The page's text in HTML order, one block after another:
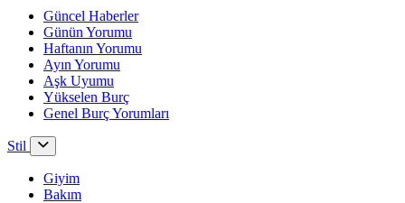
Güncel Haberler
Günün Yorumu
Haftanın Yorumu
Ayın Yorumu
Aşk Uyumu
Yükselen Burç
Genel Burç Yorumları
Stil
Giyim
Bakım